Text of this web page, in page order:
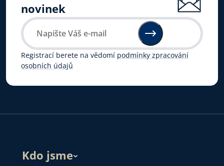
novinek
Registrací berete na vědomí podmínky zpracování
osobních údajů
Kdo jsme